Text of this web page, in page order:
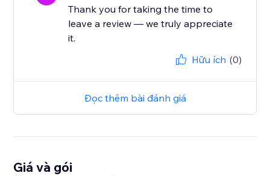
Thank you for taking the time to
leave a review — we truly appreciate
it.
Hữu ích (0)
Đọc thêm bài đánh giá
Giá và gói